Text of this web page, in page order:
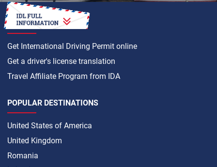
HOW TO
Get International Driving Permit online
Get a driver's license translation
Travel Affiliate Program from IDA
POPULAR DESTINATIONS
United States of America
United Kingdom
Romania